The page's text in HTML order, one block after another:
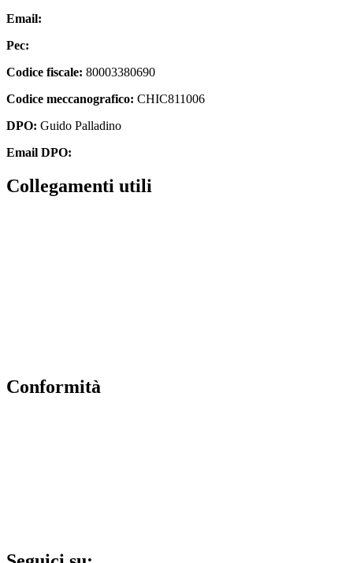
Email:
Pec:
Codice fiscale: 80003380690
Codice meccanografico: CHIC811006
DPO: Guido Palladino
Email DPO:
Collegamenti utili
Conformità